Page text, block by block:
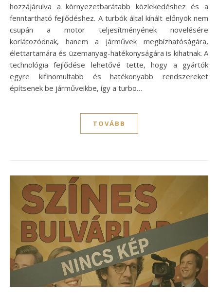
hozzájárulva a környezetbarátabb közlekedéshez és a
fenntartható fejlődéshez. A turbók által kínált előnyök nem
csupán a motor teljesítményének növelésére
korlátozódnak, hanem a járművek megbízhatóságára,
élettartamára és üzemanyag-hatékonyságára is kihatnak. A
technológia fejlődése lehetővé tette, hogy a gyártók
egyre kifinomultabb és hatékonyabb rendszereket
építsenek be járműveikbe, így a turbo…
TOVÁBB